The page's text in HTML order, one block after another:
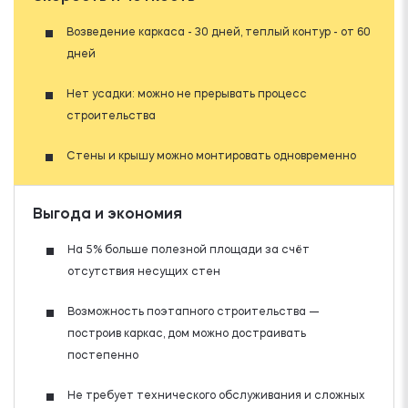
Возведение каркаса - 30 дней, теплый контур - от 60
дней
Нет усадки: можно не прерывать процесс
строительства
Стены и крышу можно монтировать одновременно
Выгода и экономия
На 5% больше полезной площади за счёт
отсутствия несущих стен
Возможность поэтапного строительства —
построив каркас, дом можно достраивать
постепенно
Не требует технического обслуживания и сложных